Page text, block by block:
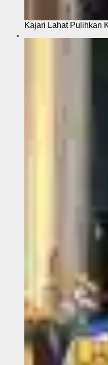
Kajari Lahat Pulihkan